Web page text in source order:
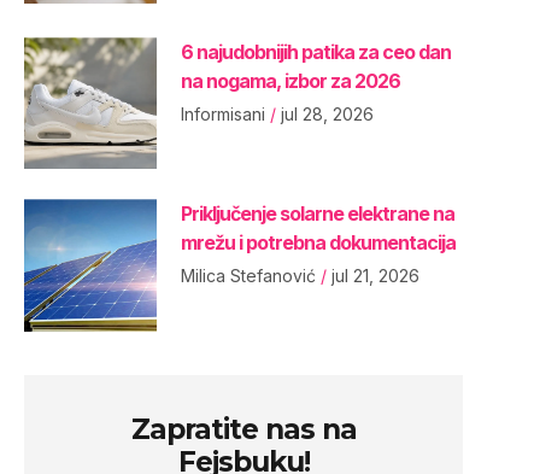
6 najudobnijih patika za ceo dan
na nogama, izbor za 2026
Informisani jul 28, 2026
Priključenje solarne elektrane na
mrežu i potrebna dokumentacija
Milica Stefanović jul 21, 2026
Zapratite nas na
Fejsbuku!